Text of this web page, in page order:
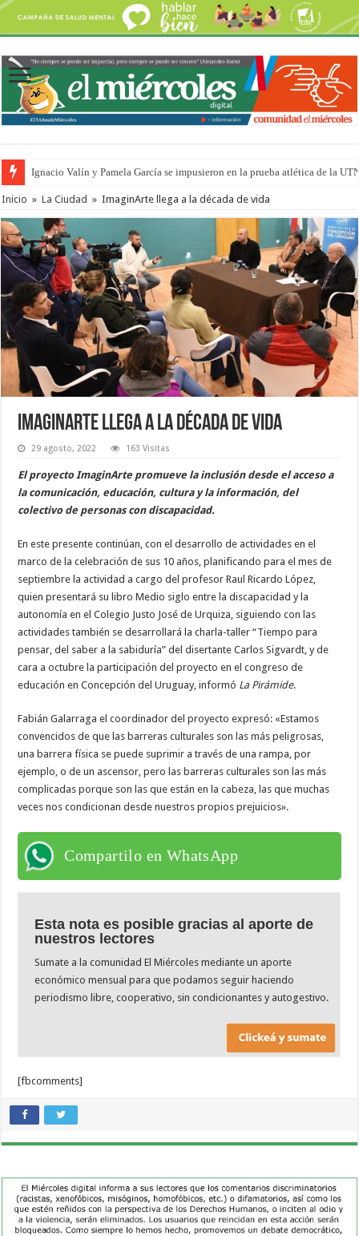
Ignacio Valín y Pamela García se impusieron en la prueba atlética de la
Inicio » La Ciudad » ImaginArte llega a la década de vida
ImaginArte llega a la década de vida
29 agosto, 2022 163 Visitas
El proyecto ImaginArte promueve la inclusión desde el acceso a
la comunicación, educación, cultura y la información, del
colectivo de personas con discapacidad.
En este presente continúan, con el desarrollo de actividades en el
marco de la celebración de sus 10 años, planificando para el mes de
septiembre la actividad a cargo del profesor Raul Ricardo López,
quien presentará su libro Medio siglo entre la discapacidad y la
autonomía en el Colegio Justo José de Urquiza, siguiendo con las
actividades también se desarrollará la charla-taller “Tiempo para
pensar, del saber a la sabiduría” del disertante Carlos Sigvardt, y de
cara a octubre la participación del proyecto en el congreso de
educación en Concepción del Uruguay, informó La Pirámide.
Fabián Galarraga el coordinador del proyecto expresó: «Estamos
convencidos de que las barreras culturales son las más peligrosas,
una barrera física se puede suprimir a través de una rampa, por
ejemplo, o de un ascensor, pero las barreras culturales son las más
complicadas porque son las que están en la cabeza, las que muchas
veces nos condicionan desde nuestros propios prejuicios».
Compartilo en WhatsApp
Esta nota es posible gracias al aporte de
nuestros lectores
Sumate a la comunidad El Miércoles mediante un aporte
económico mensual para que podamos seguir haciendo
periodismo libre, cooperativo, sin condicionantes y autogestivo.
[fbcomments]